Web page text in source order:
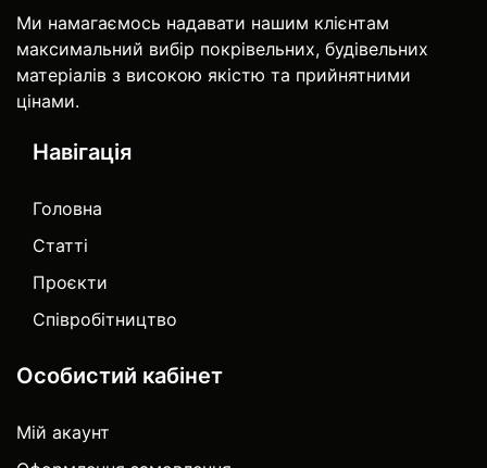
Ми намагаємось надавати нашим клієнтам
максимальний вибір покрівельних, будівельних
матеріалів з високою якістю та прийнятними
цінами.
Навігація
Головна
Статті
Проєкти
Співробітництво
Особистий кабінет
Мій акаунт